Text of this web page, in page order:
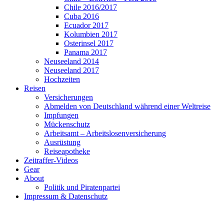
Chile 2016/2017
Cuba 2016
Ecuador 2017
Kolumbien 2017
Osterinsel 2017
Panama 2017
Neuseeland 2014
Neuseeland 2017
Hochzeiten
Reisen
Versicherungen
Abmelden von Deutschland während einer Weltreise
Impfungen
Mückenschutz
Arbeitsamt – Arbeitslosenversicherung
Ausrüstung
Reiseapotheke
Zeitraffer-Videos
Gear
About
Politik und Piratenpartei
Impressum & Datenschutz